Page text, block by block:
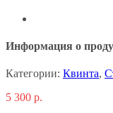
Информация о
Категории: Квинта,
5 300 р.